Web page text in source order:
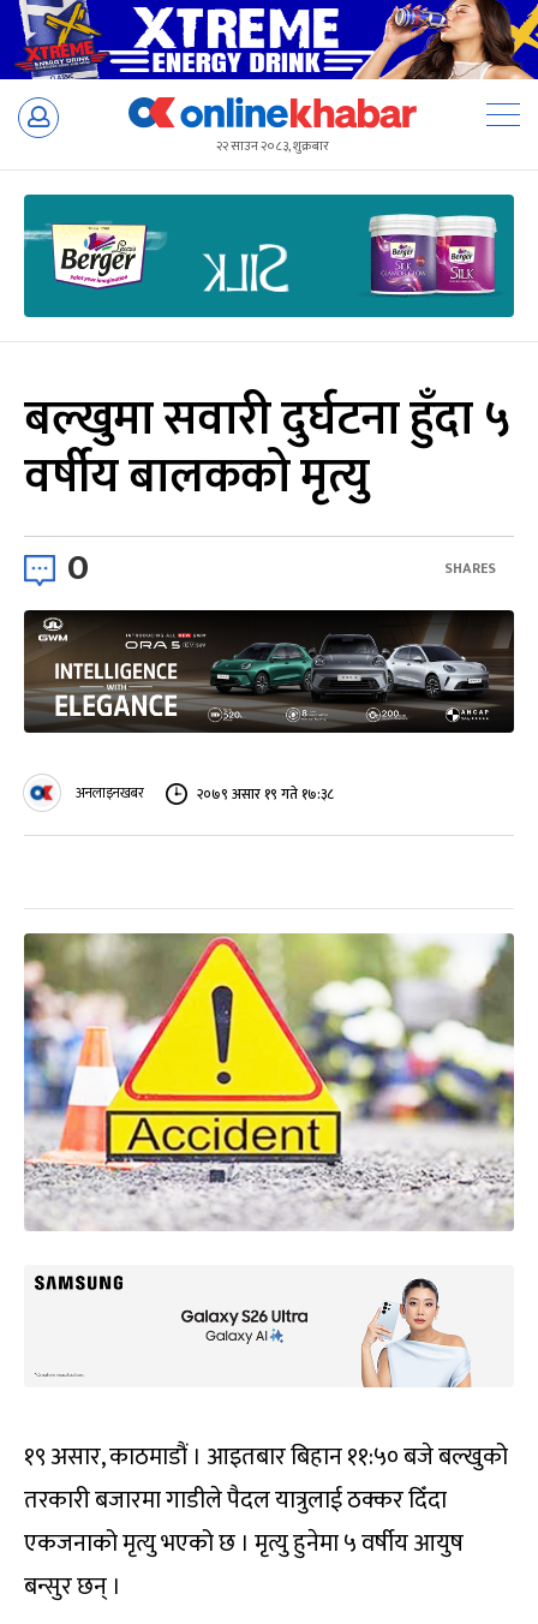
Skip
२२ साउन २०८३, शुक्रबार
बल्खुमा सवारी दुर्घटना हुँदा ५
वर्षीय बालकको मृत्यु
0 SHARES
अनलाइनखबर २०७९ असार १९ गते १७:३८
१९ असार, काठमाडौं । आइतबार बिहान ११:५० बजे बल्खुको
तरकारी बजारमा गाडीले पैदल यात्रुलाई ठक्कर दिँदा
एकजनाको मृत्यु भएको छ । मृत्यु हुनेमा ५ वर्षीय आयुष
बन्सुर छन् ।